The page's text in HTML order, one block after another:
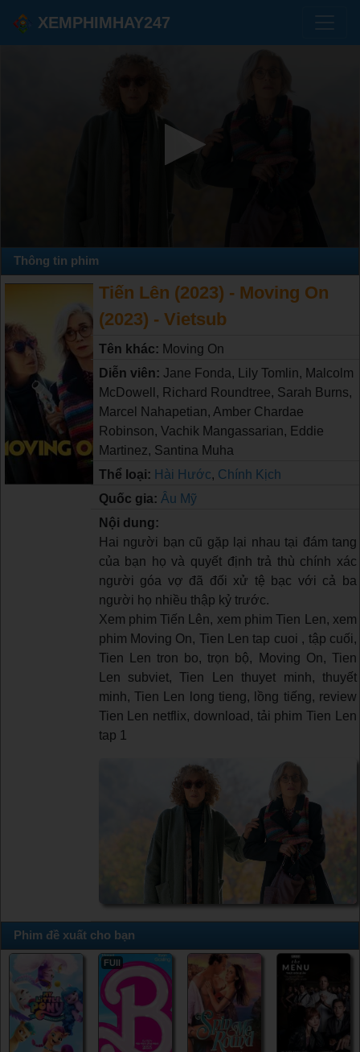
XEMPHIMHAY247
Thông tin phim
Tiến Lên (2023) - Moving On
(2023) - Vietsub
Tên khác: Moving On
Diễn viên: Jane Fonda, Lily Tomlin, Malcolm
McDowell, Richard Roundtree, Sarah Burns,
Marcel Nahapetian, Amber Chardae
Robinson, Vachik Mangassarian, Eddie
Martinez, Santina Muha
Thể loại: Hài Hước, Chính Kịch
Quốc gia: Âu Mỹ
Nội dung:
Hai người bạn cũ gặp lại nhau tại đám tang
của bạn họ và quyết định trả thù chính xác
người góa vợ đã đối xử tệ bạc với cả ba
người họ nhiều thập kỷ trước.
Xem phim Tiến Lên, xem phim Tien Len, xem
phim Moving On, Tien Len tap cuoi , tập cuối,
Tien Len tron bo, trọn bộ, Moving On, Tien
Len subviet, Tien Len thuyet minh, thuyết
minh, Tien Len long tieng, lồng tiếng, review
Tien Len netflix, download, tải phim Tien Len
tap 1
Phim đề xuất cho bạn
FUll